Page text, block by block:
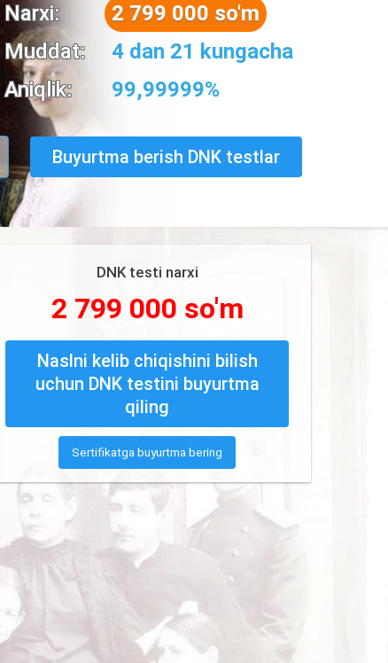
Narxi:
2 799 000 so'm
Muddat:
4 dan 21 kungacha
Aniqlik:
99,99999%
Buyurtma berish DNK testlar
DNK testi narxi
2 799 000 so'm
Naslni kelib chiqishini bilish
uchun DNK testini buyurtma
qiling
Sertifikatga buyurtma bering